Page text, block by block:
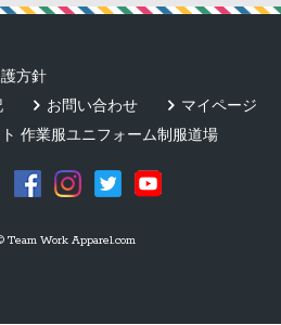
方針
お問い合わせ
マイページ
作業服ユニフォーム制服道場
Team Work Apparel.com